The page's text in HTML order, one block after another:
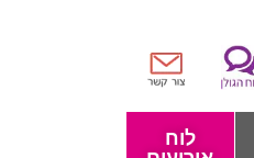
לוח